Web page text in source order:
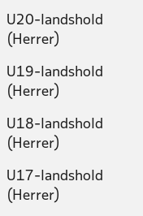
U20-landshold
(Herrer)
U19-landshold
(Herrer)
U18-landshold
(Herrer)
U17-landshold
(Herrer)